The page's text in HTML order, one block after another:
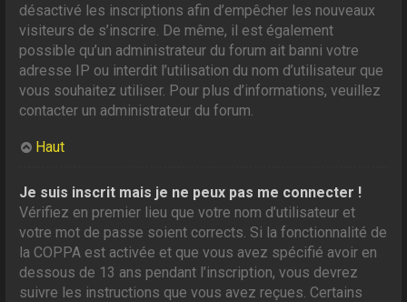
désactivé les inscriptions afin d’empêcher les nouveaux
visiteurs de s’inscrire. De même, il est également
possible qu’un administrateur du forum ait banni votre
adresse IP ou interdit l’utilisation du nom d’utilisateur que
vous souhaitez utiliser. Pour plus d’informations, veuillez
contacter un administrateur du forum.
Haut
Je suis inscrit mais je ne peux pas me connecter !
Vérifiez en premier lieu que votre nom d’utilisateur et
votre mot de passe soient corrects. Si la fonctionnalité de
la COPPA est activée et que vous avez spécifié avoir en
dessous de 13 ans pendant l’inscription, vous devrez
suivre les instructions que vous avez reçues. Certains